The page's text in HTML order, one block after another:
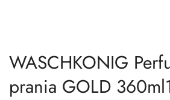
WASCHKONIG
prania GOLD